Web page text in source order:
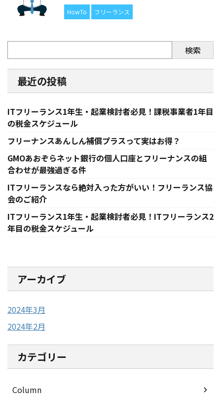
HowTo フリーランス
検索
最近の投稿
ITフリーランス1年生・起業検討者必見！課税事業者1年目
の税金スケジュール
フリーナンスあんしん補償プラスって実はお得？
GMOあおぞらネット銀行の個人口座とフリーナンスの組
合わせが最強過ぎる件
ITフリーランスなら絶対入った方がいい！フリーランス協
会のご紹介
ITフリーランス1年生・起業検討者必見！ITフリーランス2
年目の税金スケジュール
アーカイブ
2024年3月
2024年2月
カテゴリー
Column